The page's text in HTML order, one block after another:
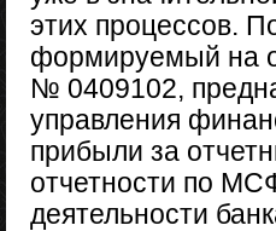
этих процессов.
формируемый на
№ 0409102,
управления
прибыли за
отчетности по
деятельности